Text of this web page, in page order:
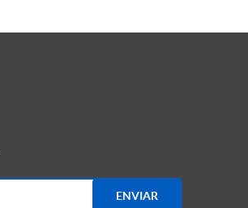
ENVIAR